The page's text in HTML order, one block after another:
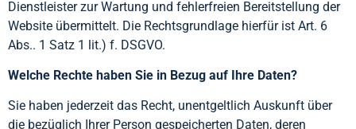
Dienstleister zur Wartung und fehlerfreien Bereitstellung der
Website übermittelt. Die Rechtsgrundlage hierfür ist Art. 6
Abs.. 1 Satz 1 lit.) f. DSGVO.
Welche Rechte haben Sie in Bezug auf Ihre Daten?
Sie haben jederzeit das Recht, unentgeltlich Auskunft über
die bezüglich Ihrer Person gespeicherten Daten, deren